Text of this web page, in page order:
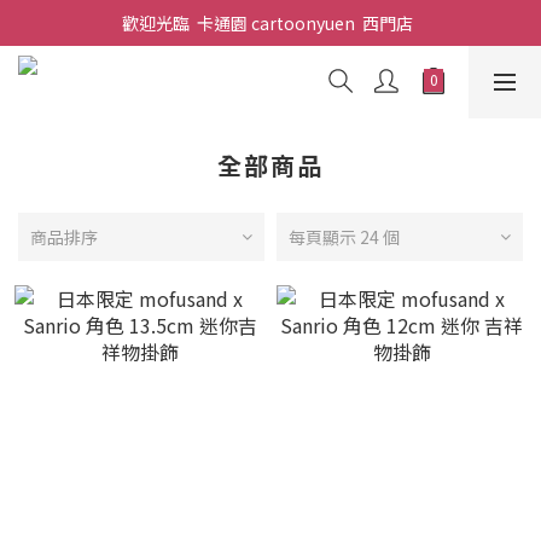
歡迎光臨  卡通園 cartoonyuen  西門店
全部商品
商品排序 每頁顯示 24 個